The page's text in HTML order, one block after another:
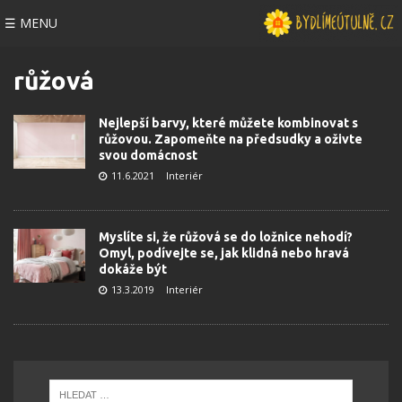
☰ MENU
růžová
Nejlepší barvy, které můžete kombinovat s
růžovou. Zapomeňte na předsudky a oživte
svou domácnost
11.6.2021 Interiér
Myslíte si, že růžová se do ložnice nehodí?
Omyl, podívejte se, jak klidná nebo hravá
dokáže být
13.3.2019 Interiér